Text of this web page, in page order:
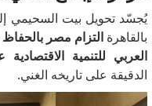
يُجسّد تحويل بيت السحيمي
بالقاهرة التزام مصر بالحفاظ
العربي للتنمية الاقتصادية
الدقيقة على تاريخه الغني.